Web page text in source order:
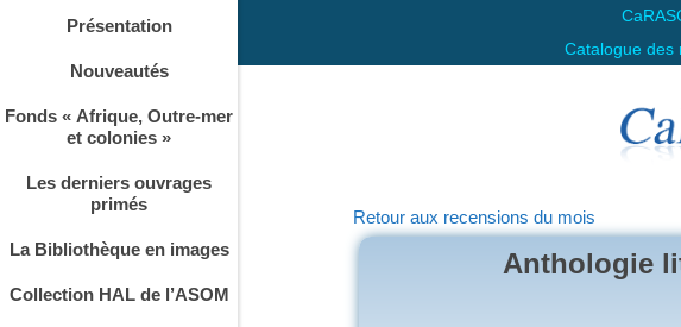
Catalogue des
Présentation
Nouveautés
Fonds « Afrique, Outre-mer
et colonies »
Les derniers ouvrages
primés
La Bibliothèque en images
Collection HAL de l’ASOM
Retour aux recensions du mois
Anthologie